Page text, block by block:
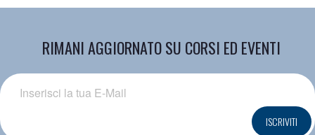
RIMANI AGGIORNATO SU CORSI ED EVENTI
ISCRIVITI